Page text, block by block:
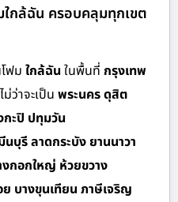
กล้ฉัน ครอบคลุมทุกเขต
ฟม ใกล้ฉัน ในพื้นที่ กรุงเทพ
ว่าจะเป็น พระนคร ดุสิต
กะปิ ปทุมวัน
บุรี ลาดกระบัง ยานนาวา
กอกใหญ่ ห้วยขวาง
บางขุนเทียน ภาษีเจริญ